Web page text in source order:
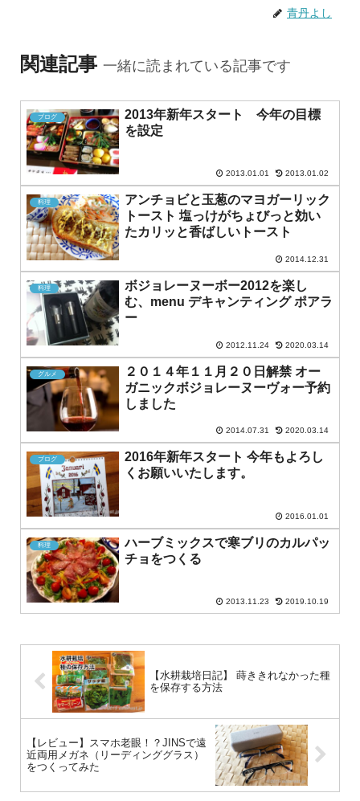
青丹よし
関連記事 一緒に読まれている記事です
ブログ
2013年新年スタート 今年の目標
を設定
2013.01.01 2013.01.02
料理
アンチョビと玉葱のマヨガーリック
トースト 塩っけがちょびっと効い
たカリッと香ばしいトースト
2014.12.31
料理
ボジョレーヌーボー2012を楽し
む、menu デキャンティング ポアラ
ー
2012.11.24 2020.03.14
グルメ
２０１４年１１月２０日解禁 オー
ガニックボジョレーヌーヴォー予約
しました
2014.07.31 2020.03.14
ブログ
2016年新年スタート 今年もよろし
くお願いいたします。
2016.01.01
料理
ハーブミックスで寒ブリのカルパッ
チョをつくる
2013.11.23 2019.10.19
【水耕栽培日記】 蒔ききれなかった種
を保存する方法
【レビュー】スマホ老眼！？JINSで遠
近両用メガネ（リーディンググラス）
をつくってみた